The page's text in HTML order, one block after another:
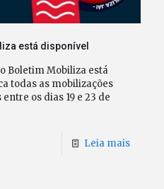
está disponível
Boletim Mobiliza está
todas as mobilizações
os dias 19 e 23 de
Leia mais